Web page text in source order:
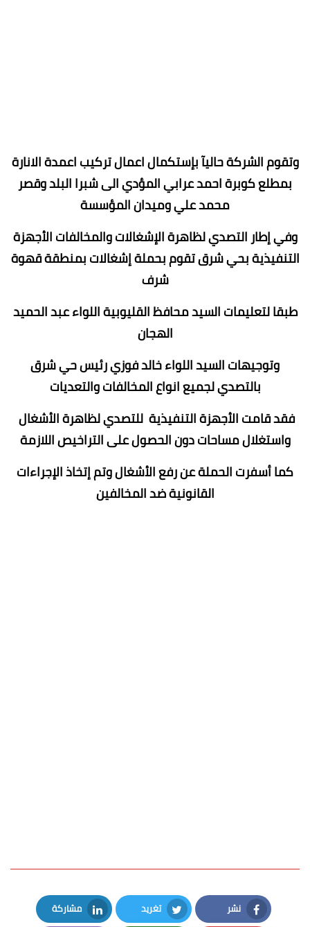
وتقوم الشركة حاليآ بإستكمال اعمال تركيب اعمدة الانارة
بمطلع كوبرة احمد عرابي المؤدي الى شبرا البلد وقصر
محمد علي وميدان المؤسسة
وفي إطار التصدي لظاهرة الإشغالات والمخالفات الأجهزة
التنفيذية بحي شرق تقوم بحملة إشغالات بمنطقة قهوة
شرف
طبقا لتعليمات السيد محافظ القليوبية اللواء عبد الحميد
الهجان
وتوجيهات السيد اللواء خالد فوزي رئيس حي شرق
بالتصدي لجميع انواع المخالفات والتعديات
فقد قامت الأجهزة التنفيذية للتصدي لظاهرة الأشغال
واستغلال مساحات دون الحصول على التراخيص اللازمة
كما أسفرت الحملة عن رفع الأشغال وتم إتخاذ الإجراءات
القانونية ضد المخالفين
نشر تغريد مشاركة